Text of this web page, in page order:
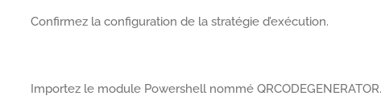
Confirmez la configuration de la stratégie d’exécution.
Importez le module Powershell nommé QRCODEGENERATOR.